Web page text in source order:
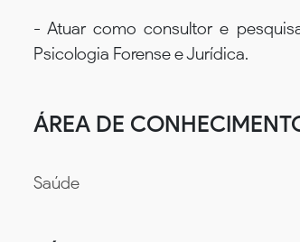
- Atuar como consultor e
Psicologia Forense e Jurídica.
ÁREA DE
Saúde